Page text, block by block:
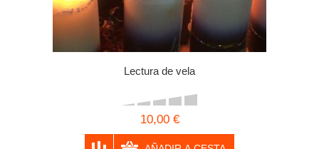
Lectura de vela
10,00 €